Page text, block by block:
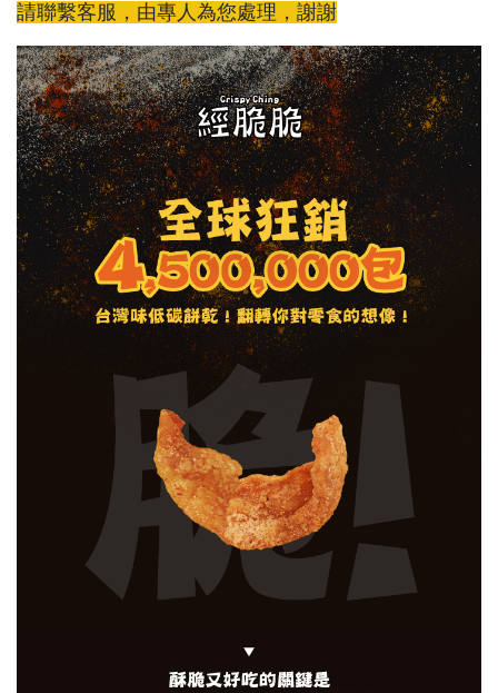
請聯繫客服，由專人為您處理，謝謝